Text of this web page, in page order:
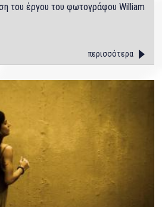
του έργου του φωτογράφου William
περισσότερα